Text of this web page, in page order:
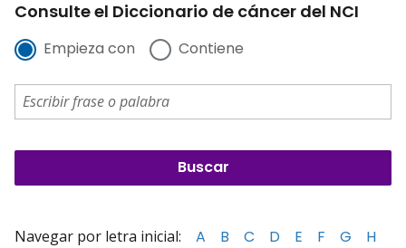
Consulte el Diccionario de cáncer del NCI
Empieza con Contiene
Navegar por letra inicial: A B C D E F G
H